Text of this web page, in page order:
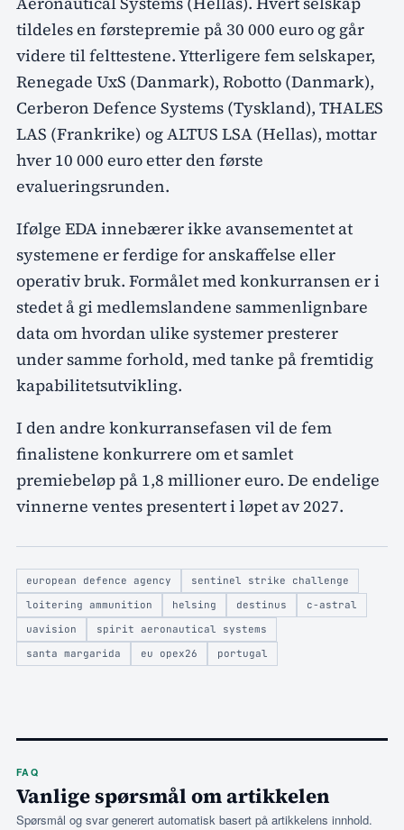
tildeles en førstepremie på 30 000 euro og går
videre til felttestene. Ytterligere fem selskaper,
Renegade UxS (Danmark), Robotto (Danmark),
Cerberon Defence Systems (Tyskland), THALES
LAS (Frankrike) og ALTUS LSA (Hellas), mottar
hver 10 000 euro etter den første
evalueringsrunden.
Ifølge EDA innebærer ikke avansementet at
systemene er ferdige for anskaffelse eller
operativ bruk. Formålet med konkurransen er i
stedet å gi medlemslandene sammenlignbare
data om hvordan ulike systemer presterer
under samme forhold, med tanke på fremtidig
kapabilitetsutvikling.
I den andre konkurransefasen vil de fem
finalistene konkurrere om et samlet
premiebeløp på 1,8 millioner euro. De endelige
vinnerne ventes presentert i løpet av 2027.
european defence agency
sentinel strike challenge
loitering ammunition
helsing destinus
c-astral
uavision
spirit aeronautical systems
santa margarida
eu opex26 portugal
FAQ
Vanlige spørsmål om artikkelen
Spørsmål og svar generert automatisk basert på artikkelens innhold.